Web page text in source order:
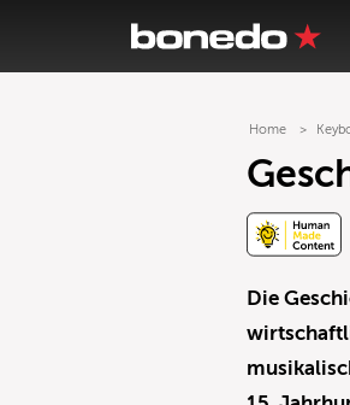
Home
Die